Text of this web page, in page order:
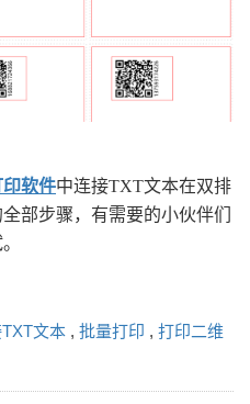
软件中连接TXT文本在双排
全部步骤，有需要的小伙伴们
文本 , 批量打印 , 打印二维